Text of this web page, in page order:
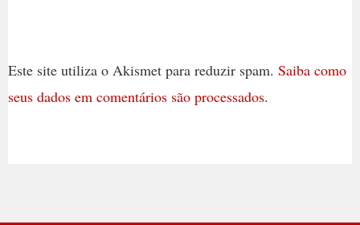
Este site utiliza o Akismet para reduzir spam. Saiba como
seus dados em comentários são processados.